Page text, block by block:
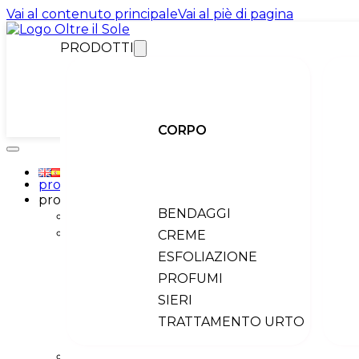
Vai al contenuto principaleVai al piè di pagina
PRODOTTI
CORPO
BENDAGGI
CREME
ESFOLIAZIONE
PROFUMI
SIERI
TRATTAMENTO URTO
promo
prodotti
Tutti i prodotti
bendaggi
esfoliazione